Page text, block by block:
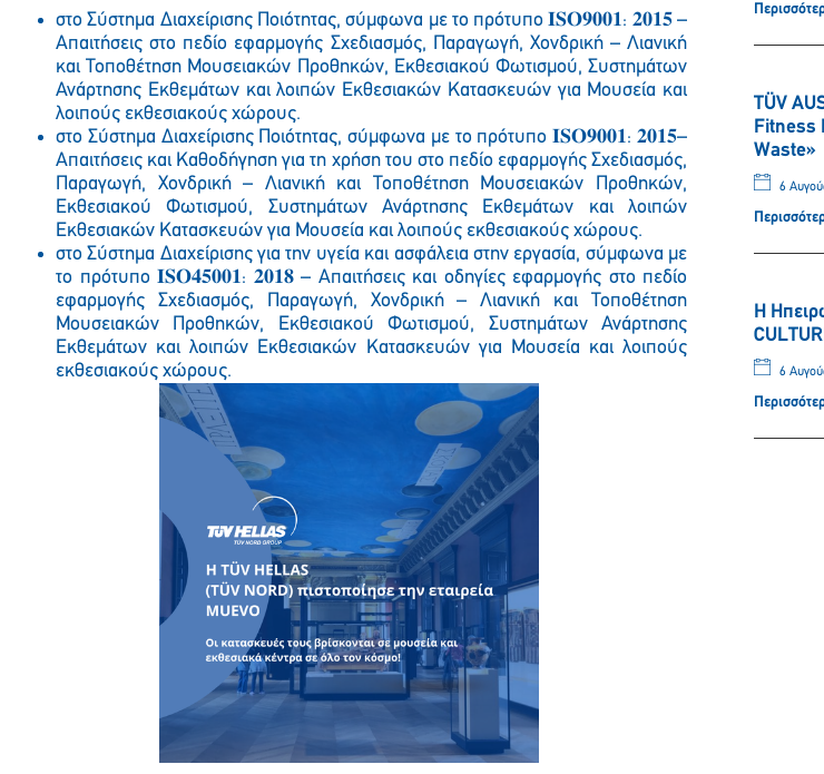
στο Σύστημα Διαχείρισης Ποιότητας, σύμφωνα με το πρότυπο𝐈𝐒𝐎𝟗𝟎𝟎𝟏: 𝟐𝟎𝟏𝟓–
Απαιτήσεις στο πεδίο εφαρμογής Σχεδιασμός, Παραγωγή, Χονδρική – Λιανική
και Τοποθέτηση Μουσειακών Προθηκών, Εκθεσιακού Φωτισμού, Συστημάτων
Ανάρτησης Εκθεμάτων και λοιπών Εκθεσιακών Κατασκευών για Μουσεία και
λοιπούς εκθεσιακούς χώρους.
στο Σύστημα Διαχείρισης Ποιότητας, σύμφωνα με το πρότυπο𝐈𝐒𝐎𝟗𝟎𝟎𝟏:𝟐𝟎𝟏𝟓–
Απαιτήσεις και Καθοδήγηση για τη χρήση του στο πεδίο εφαρμογής Σχεδιασμός,
Παραγωγή, Χονδρική – Λιανική και Τοποθέτηση Μουσειακών Προθηκών,
Εκθεσιακού Φωτισμού, Συστημάτων Ανάρτησης Εκθεμάτων και λοιπών
Εκθεσιακών Κατασκευών για Μουσεία και λοιπούς εκθεσιακούς χώρους.
στο Σύστημα Διαχείρισης για την υγεία και ασφάλεια στην εργασία, σύμφωνα με
το πρότυπο 𝐈𝐒𝐎𝟒𝟓𝟎𝟎𝟏: 𝟐𝟎𝟏𝟖– Απαιτήσεις και οδηγίες εφαρμογής στο πεδίο
εφαρμογής Σχεδιασμός, Παραγωγή, Χονδρική – Λιανική και Τοποθέτηση
Μουσειακών Προθηκών, Εκθεσιακού Φωτισμού, Συστημάτων Ανάρτησης
Εκθεμάτων και λοιπών Εκθεσιακών Κατασκευών για Μουσεία και λοιπούς
εκθεσιακούς χώρους.
TÜV
Fitness
Waste»
6
Η
6
Παρακαλώ